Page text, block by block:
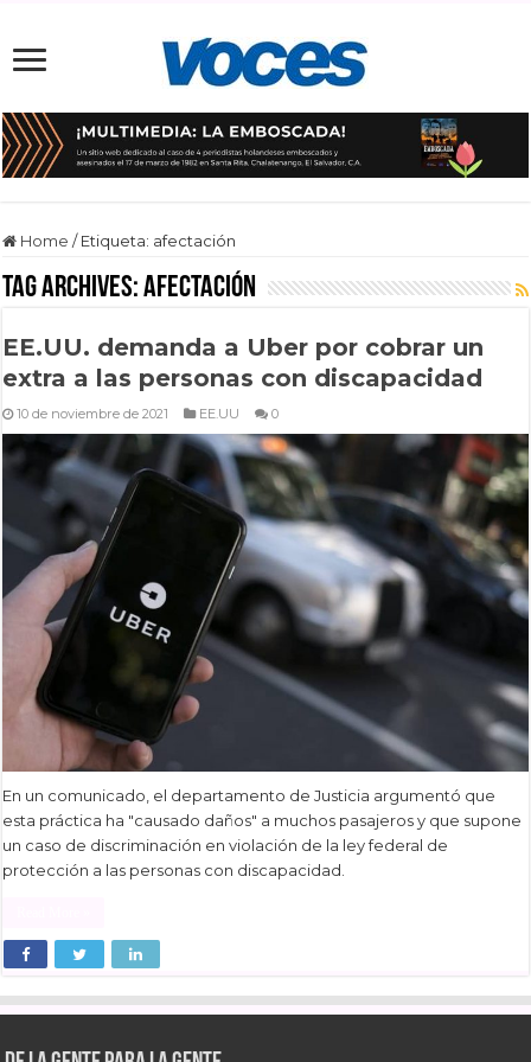
Home / Etiqueta: afectación
Tag Archives:afectación
EE.UU. demanda a Uber por cobrar un
extra a las personas con discapacidad
10 de noviembre de 2021 EE.UU 0
En un comunicado, el departamento de Justicia argumentó que
esta práctica ha "causado daños" a muchos pasajeros y que supone
un caso de discriminación en violación de la ley federal de
protección a las personas con discapacidad.